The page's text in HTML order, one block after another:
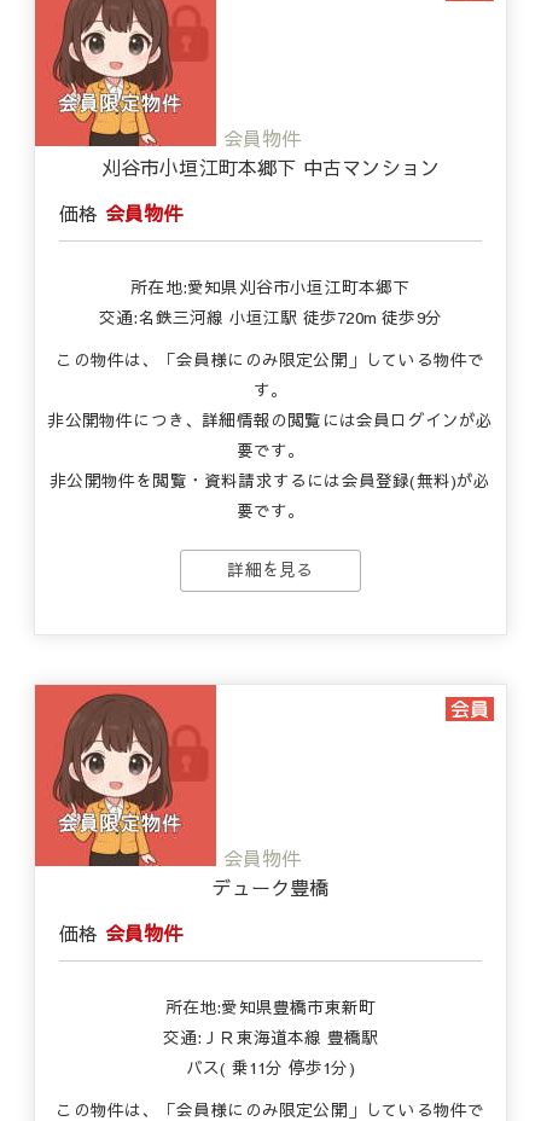
会員物件
刈谷市小垣江町本郷下 中古マンション
価格 会員物件
所在地:愛知県刈谷市小垣江町本郷下
交通:名鉄三河線 小垣江駅 徒歩720m 徒歩9分
この物件は、「会員様にのみ限定公開」している物件で
す。
非公開物件につき、詳細情報の閲覧には会員ログインが必
要です。
非公開物件を閲覧・資料請求するには会員登録(無料)が必
要です。
詳細を見る
会員物件
デューク豊橋
価格 会員物件
所在地:愛知県豊橋市東新町
交通:ＪＲ東海道本線 豊橋駅
バス( 乗11分 停歩1分)
この物件は、「会員様にのみ限定公開」している物件で